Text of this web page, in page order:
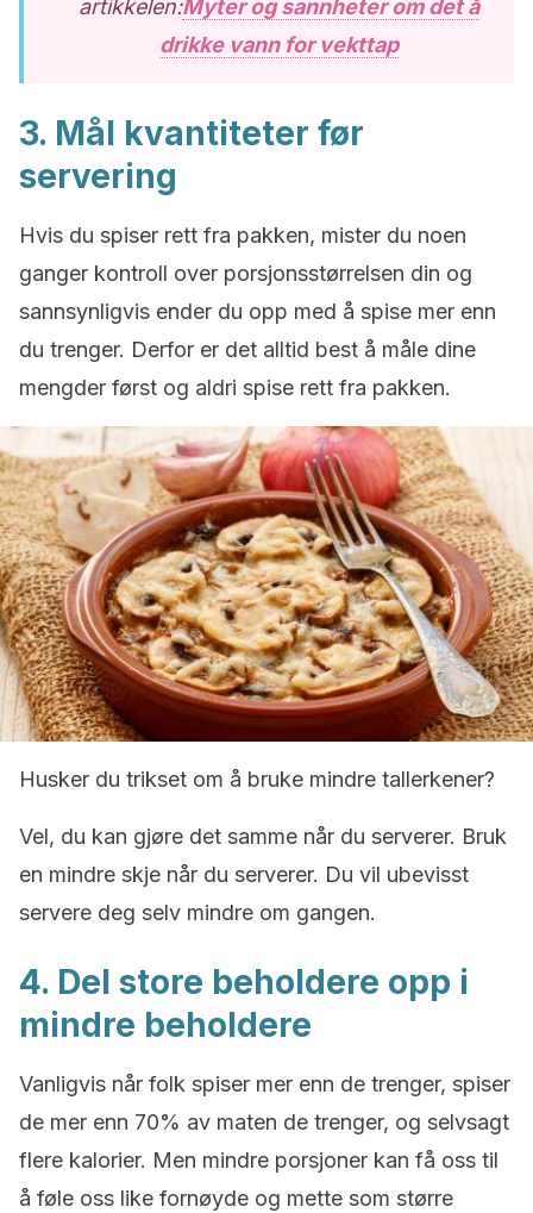
artikkelen:Myter og sannheter om det å
drikke vann for vekttap
3. Mål kvantiteter før
servering
Hvis du spiser rett fra pakken, mister du noen
ganger kontroll over porsjonsstørrelsen din og
sannsynligvis ender du opp med å spise mer enn
du trenger. Derfor er det alltid best å måle dine
mengder først og aldri spise rett fra pakken.
Husker du trikset om å bruke mindre tallerkener?
Vel, du kan gjøre det samme når du serverer. Bruk
en mindre skje når du serverer. Du vil ubevisst
servere deg selv mindre om gangen.
4. Del store beholdere opp i
mindre beholdere
Vanligvis når folk spiser mer enn de trenger, spiser
de mer enn 70% av maten de trenger, og selvsagt
flere kalorier. Men mindre porsjoner kan få oss til
å føle oss like fornøyde og mette som større